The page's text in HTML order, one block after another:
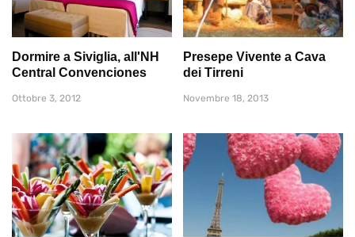
Dormire a Siviglia, all'NH
Central Convenciones
Ottobre 3, 2012
Presepe Vivente a Cava
dei Tirreni
Novembre 18, 2013